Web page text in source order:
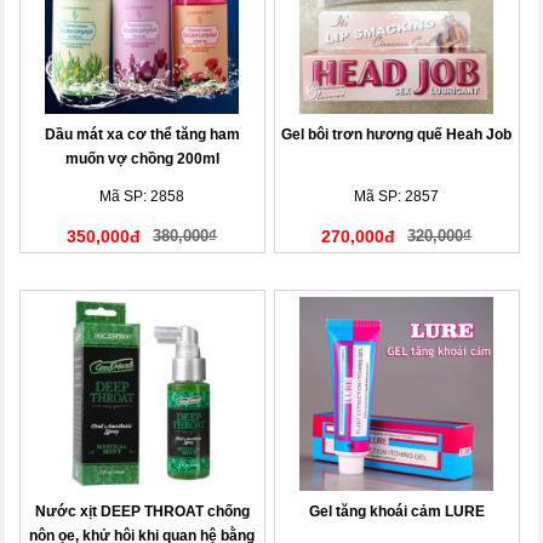
Dầu mát xa cơ thể tăng ham
muốn vợ chồng 200ml
Mã SP: 2858
350,000đ 380,000₫
Gel bôi trơn hương quế Heah Job
Mã SP: 2857
270,000đ 320,000₫
Nước xịt DEEP THROAT chống
nôn ọe, khử hôi khi quan hệ bằng
Gel tăng khoái cảm LURE